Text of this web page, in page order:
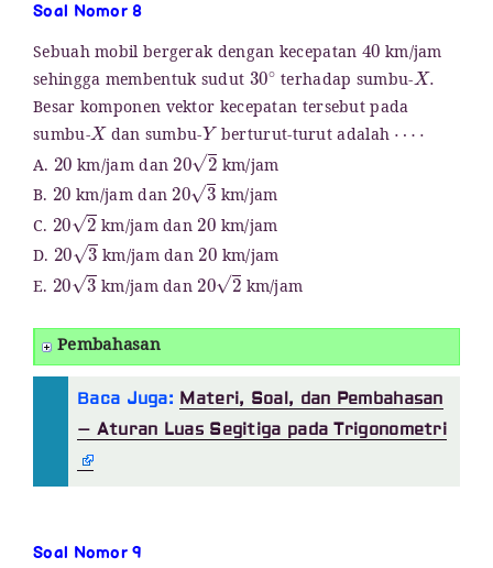
Soal Nomor 8
Sebuah mobil bergerak dengan kecepatan 40 km/jam
sehingga membentuk sudut30∘terhadap sumbu-X.
Besar komponen vektor kecepatan tersebut pada
sumbu-X dan sumbu-Y berturut-turut adalah⋯
A. 20 km/jam dan20 2 km/jam
B. 20 km/jam dan20 3 km/jam
C. 20 2 km/jam dan20 km/jam
D. 203 km/jam dan20 km/jam
E. 20 3 km/jam dan20 2 km/jam
Pembahasan
Baca Juga: Materi, Soal, dan Pembahasan
– Aturan Luas Segitiga pada Trigonometri
Soal Nomor 9